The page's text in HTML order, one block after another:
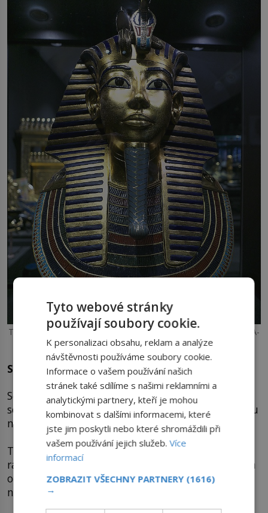
Tutanchamon – Foto: Jl FilpoC / Creative Commons / CC-BY-SA-
4.0
Sethi I. (doba vlády 1290-1279 př. n. l.)
Sethi I. úspěšně pokračoval v dobyvačné politice,
se kterou začal již Haremheb. Už při svém nástupu
na trůn bylo patrné, že začíná nová éra Egypta.
Tato nová éra představovala Egypt pod vedením
ramessovské dynastie, která se jasně distancovala
od svých předchůdců z 18. dynastie a snažila se
navázat na tradici faraonů Střední říše.
Tyto webové stránky
používají soubory cookie.
K personalizaci obsahu, reklam a analýze
návštěvnosti používáme soubory cookie.
Informace o vašem používání našich
stránek také sdílíme s našimi reklamními a
analytickými partnery, kteří je mohou
kombinovat s dalšími informacemi, které
jste jim poskytli nebo které shromáždili při
vašem používání jejich služeb.Více
informací
ZOBRAZIT VŠECHNY PARTNERY (1616)
→